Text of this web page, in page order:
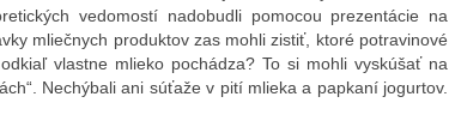
vedomostí nadobudli pomocou prezentácie na
mliečnych produktov zas mohli zistiť, ktoré potravinové
vlastne mlieko pochádza? To si mohli vyskúšať na
Nechýbali ani súťaže v pití mlieka a papkaní jogurtov.